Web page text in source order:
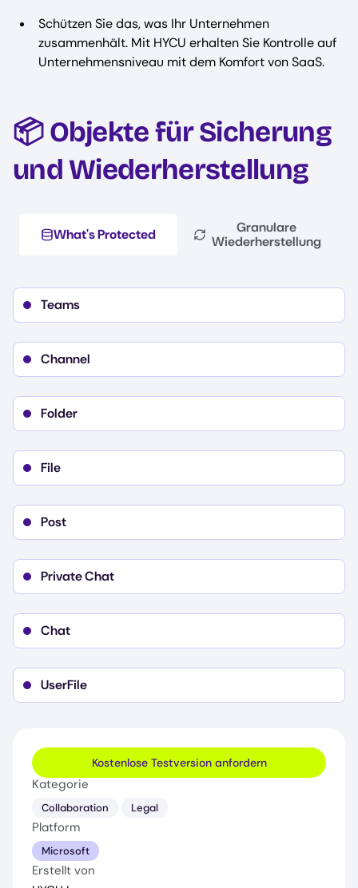
Schützen Sie das, was Ihr Unternehmen
zusammenhält. Mit HYCU erhalten Sie Kontrolle auf
Unternehmensniveau mit dem Komfort von SaaS.
📦 Objekte für Sicherung
und Wiederherstellung
What's Protected
Granulare
Wiederherstellung
Teams
Channel
Folder
File
Post
Private Chat
Chat
UserFile
Kostenlose Testversion anfordern
Kategorie
Collaboration Legal
Platform
Microsoft
Erstellt von